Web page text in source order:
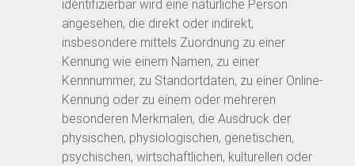
identifizierbar wird eine natürliche Person
angesehen, die direkt oder indirekt,
insbesondere mittels Zuordnung zu einer
Kennung wie einem Namen, zu einer
Kennnummer, zu Standortdaten, zu einer Online-
Kennung oder zu einem oder mehreren
besonderen Merkmalen, die Ausdruck der
physischen, physiologischen, genetischen,
psychischen, wirtschaftlichen, kulturellen oder